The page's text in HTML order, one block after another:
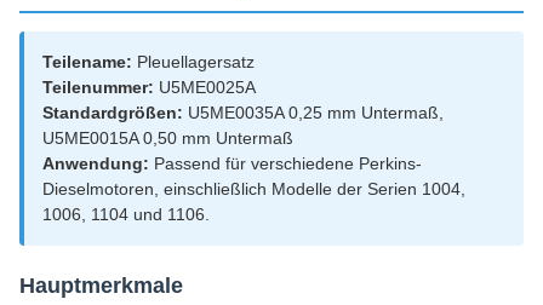
Teilename: Pleuellagersatz
Teilenummer: U5ME0025A
Standardgrößen: U5ME0035A 0,25 mm Untermaß,
U5ME0015A 0,50 mm Untermaß
Anwendung: Passend für verschiedene Perkins-
Dieselmotoren, einschließlich Modelle der Serien 1004,
1006, 1104 und 1106.
Hauptmerkmale